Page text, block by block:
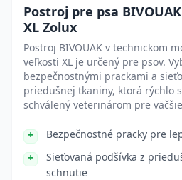
Postroj pre psa
XL Zolux
Postroj BIVOUAK v technickom
veľkosti XL je určený pre psov.
bezpečnostnými prackami a
priedušnej tkaniny, ktorá rýchlo
schválený veterinárom pre
Bezpečnostné pracky pre
Sieťovaná podšívka z
schnutie